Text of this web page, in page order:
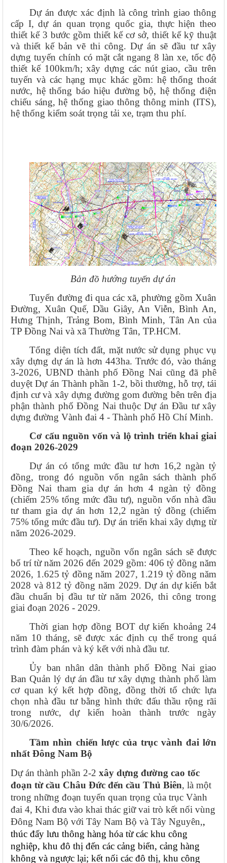
Dự án được xác định là công trình giao thông
cấp I, dự án quan trọng quốc gia, thực hiện theo
thiết kế 3 bước gồm thiết kế cơ sở, thiết kế kỹ thuật
và thiết kế bản vẽ thi công. Dự án sẽ đầu tư xây
dựng tuyến chính có mặt cắt ngang 8 làn xe, tốc độ
thiết kế 100km/h; xây dựng các nút giao, cầu trên
tuyến và các hạng mục khác gồm: hệ thống thoát
nước, hệ thống báo hiệu đường bộ, hệ thống điện
chiếu sáng, hệ thống giao thông thông minh (ITS),
hệ thống kiểm soát trọng tải xe, trạm thu phí.
Bản đồ hướng tuyến dự án
Tuyến đường đi qua các xã, phường gồm Xuân
Đường, Xuân Quế, Dầu Giây, An Viễn, Bình An,
Hưng Thịnh, Trảng Bom, Bình Minh, Tân An của
TP Đồng Nai và xã Thường Tân, TP.HCM.
Tổng diện tích đất, mặt nước sử dụng phục vụ
xây dựng dự án là hơn 443ha. Trước đó, vào tháng
3-2026, UBND thành phố Đồng Nai cũng đã phê
duyệt Dự án Thành phần 1-2, bồi thường, hỗ trợ, tái
định cư và xây dựng đường gom đường bên trên địa
phận thành phố Đồng Nai thuộc Dự án Đầu tư xây
dựng đường Vành đai 4 - Thành phố Hồ Chí Minh.
Cơ cấu nguồn vốn và lộ trình triển khai giai
đoạn 2026-2029
Dự án có tổng mức đầu tư hơn 16,2 ngàn tỷ
đồng, trong đó nguồn vốn ngân sách thành phố
Đồng Nai tham gia dự án hơn 4 ngàn tỷ đồng
(chiếm 25% tổng mức đầu tư), nguồn vốn nhà đầu
tư tham gia dự án hơn 12,2 ngàn tỷ đồng (chiếm
75% tổng mức đầu tư). Dự án triển khai xây dựng từ
năm 2026-2029.
Theo kế hoạch, nguồn vốn ngân sách sẽ được
bố trí từ năm 2026 đến 2029 gồm: 406 tỷ đồng năm
2026, 1.625 tỷ đồng năm 2027, 1.219 tỷ đồng năm
2028 và 812 tỷ đồng năm 2029. Dự án dự kiến bắt
đầu chuẩn bị đầu tư từ năm 2026, thi công trong
giai đoạn 2026 - 2029.
Thời gian hợp đồng BOT dự kiến khoảng 24
năm 10 tháng, sẽ được xác định cụ thể trong quá
trình đàm phán và ký kết với nhà đầu tư.
Ủy ban nhân dân thành phố Đồng Nai giao
Ban Quản lý dự án đầu tư xây dựng thành phố làm
cơ quan ký kết hợp đồng, đồng thời tổ chức lựa
chọn nhà đầu tư bằng hình thức đấu thầu rộng rãi
trong nước, dự kiến hoàn thành trước ngày
30/6/2026.
Tầm nhìn chiến lược của trục vành đai lớn
nhất Đông Nam Bộ
Dự án thành phần 2-2 xây dựng đường cao tốc
đoạn từ cầu Châu Đức đến cầu Thủ Biên, là một
trong những đoạn tuyến quan trọng của trục Vành
đai 4, Khi đưa vào khai thác giữ vai trò kết nối vùng
Đông Nam Bộ với Tây Nam Bộ và Tây Nguyên,,
thúc đấy lưu thông hàng hóa từ các khu công
nghiệp, khu đô thị đến các cảng biển, cảng hàng
không và ngược lại; kết nối các đô thị, khu công